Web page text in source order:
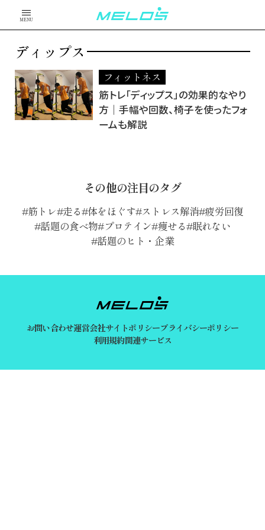
MENU
ディップス
フィットネス
筋トレ「ディップス」の効果的なやり
方｜手幅や回数、椅子を使ったフォ
ームも解説
その他の注目のタグ
筋トレ 走る 体をほぐす ストレス解消 疲労回復
話題の食べ物 プロテイン 痩せる 眠れない
話題のヒト・企業
お問い合わせ運営会社サイトポリシープライバシーポリシー
利用規約関連サービス